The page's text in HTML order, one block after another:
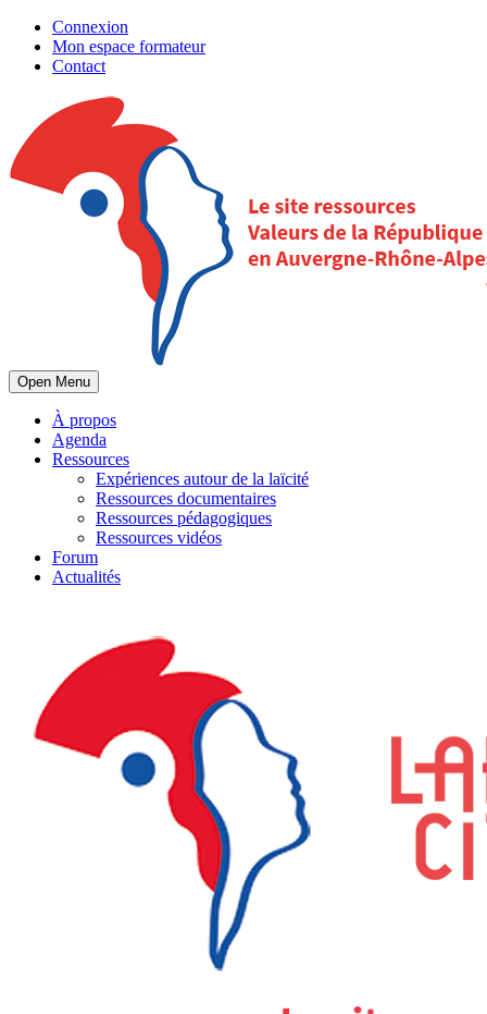
Connexion
Mon espace formateur
Contact
Open Menu
À propos
Agenda
Ressources
Expériences autour de la laïcité
Ressources documentaires
Ressources pédagogiques
Ressources vidéos
Forum
Actualités